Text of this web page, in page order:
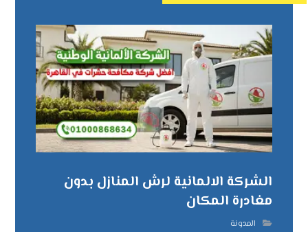
الشركة الالمانية لرش المنازل بدون
مغادرة المكان
المدونة